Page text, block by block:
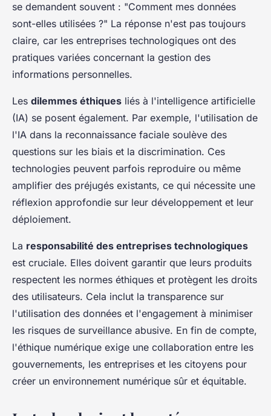
se demandent souvent : "Comment mes données
sont-elles utilisées ?" La réponse n'est pas toujours
claire, car les entreprises technologiques ont des
pratiques variées concernant la gestion des
informations personnelles.
Les dilemmes éthiques liés à l'intelligence artificielle
(IA) se posent également. Par exemple, l'utilisation de
l'IA dans la reconnaissance faciale soulève des
questions sur les biais et la discrimination. Ces
technologies peuvent parfois reproduire ou même
amplifier des préjugés existants, ce qui nécessite une
réflexion approfondie sur leur développement et leur
déploiement.
La responsabilité des entreprises technologiques
est cruciale. Elles doivent garantir que leurs produits
respectent les normes éthiques et protègent les droits
des utilisateurs. Cela inclut la transparence sur
l'utilisation des données et l'engagement à minimiser
les risques de surveillance abusive. En fin de compte,
l'éthique numérique exige une collaboration entre les
gouvernements, les entreprises et les citoyens pour
créer un environnement numérique sûr et équitable.